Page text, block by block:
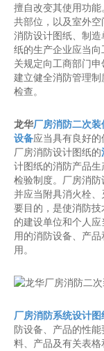
擅自改变其使用功
共部位，以及室外
消防设计图纸、制
纸的生产企业应当
关规定向工商部门
建立健全消防管理
检查。
龙华厂房消防二次
设备应当具有良好的
厂房消防设计图纸的
计图纸的消防产品
检验制度。厂房消防
并应当附具消火栓
要目的，是使消防
的建设单位和个人
用的消防设备、产
用。
厂房消防系统设计图
防设备、产品的性
料、产品及有关表